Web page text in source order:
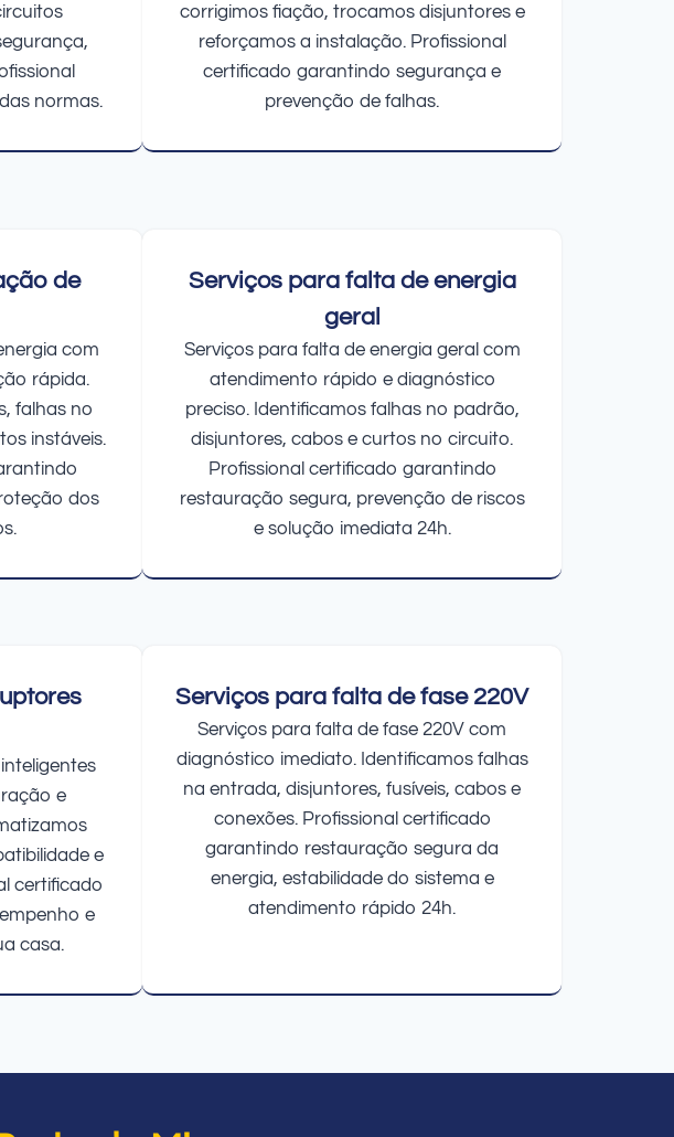
normas.
corrigimos fiação, trocamos disjuntores e
reforçamos a instalação. Profissional
certificado garantindo segurança e
prevenção de falhas.
de
com
rápida.
falhas no
instáveis.
dos
Serviços para falta de energia
geral
Serviços para falta de energia geral com
atendimento rápido e diagnóstico
preciso. Identificamos falhas no padrão,
disjuntores, cabos e curtos no circuito.
Profissional certificado garantindo
restauração segura, prevenção de riscos
e solução imediata 24h.
e
e
certificado
e
casa.
Serviços para falta de fase 220V
Serviços para falta de fase 220V com
diagnóstico imediato. Identificamos falhas
na entrada, disjuntores, fusíveis, cabos e
conexões. Profissional certificado
garantindo restauração segura da
energia, estabilidade do sistema e
atendimento rápido 24h.